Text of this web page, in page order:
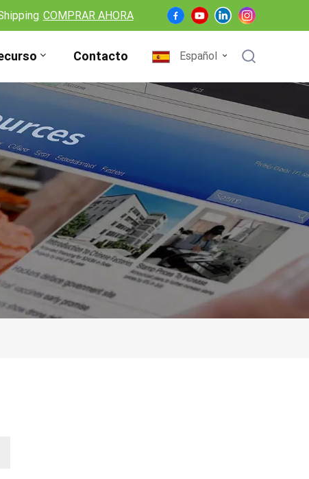
COMPRAR AHORA
Contacto Español
English
Español
Nederlands